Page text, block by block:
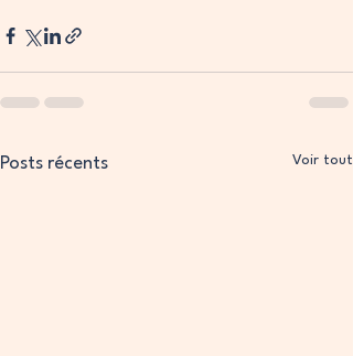
Posts récents Voir tout